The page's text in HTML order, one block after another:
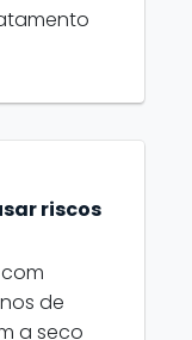
riscos
de
a seco